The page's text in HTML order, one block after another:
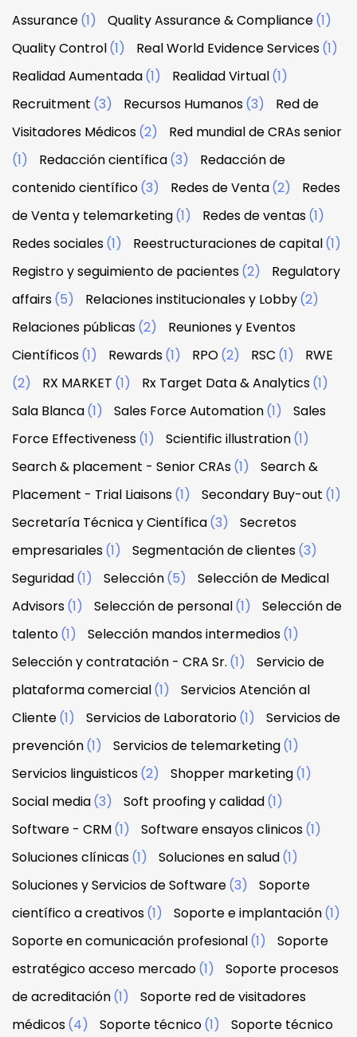
Assurance(1) Quality Assurance & Compliance(1)
Quality Control(1) Real World Evidence Services(1)
Realidad Aumentada(1) Realidad Virtual(1)
Recruitment (3) Recursos Humanos(3)
Red de
Visitadores Médicos(2)
Red mundial de CRAs senior
(1)
Redacción científica(3)
Redacción de
contenido científico(3) Redes de Venta(2)
Redes
de Venta y telemarketing(1) Redes de ventas(1)
Redes sociales(1) Reestructuraciones de capital(1)
Registro y seguimiento de pacientes(2)
Regulatory
affairs(5) Relaciones institucionales y Lobby(2)
Relaciones públicas(2)
Reuniones y Eventos
Científicos(1) Rewards(1) RPO(2) RSC (1)
RWE
(2)
RX MARKET (1) Rx Target Data & Analytics(1)
Sala Blanca(1) Sales Force Automation(1)
Sales
Force Effectiveness(1) Scientific illustration(1)
Search & placement - Senior CRAs(1)
Search &
Placement - Trial Liaisons(1) Secondary Buy-out (1)
Secretaría Técnica y Científica(3)
Secretos
empresariales(1) Segmentación de clientes(3)
Seguridad(1) Selección(5)
Selección de Medical
Advisors(1) Selección de personal(1)
Selección de
talento(1) Selección mandos intermedios(1)
Selección y contratación - CRA Sr. (1)
Servicio de
plataforma comercial(1)
Servicios Atención al
Cliente(1) Servicios de Laboratorio(1)
Servicios de
prevención(1) Servicios de telemarketing(1)
Servicios linguisticos(2) Shopper marketing(1)
Social media(3) Soft proofing y calidad(1)
Software - CRM(1) Software ensayos clinicos(1)
Soluciones clínicas(1) Soluciones en salud(1)
Soluciones y Servicios de Software(3)
Soporte
científico a creativos(1) Soporte e implantación(1)
Soporte en comunicación profesional(1)
Soporte
estratégico acceso mercado(1)
Soporte procesos
de acreditación(1)
Soporte red de visitadores
médicos(4) Soporte técnico(1)
Soporte técnico